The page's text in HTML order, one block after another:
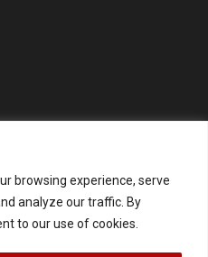
browsing experience, serve
analyze our traffic. By
to our use of cookies.